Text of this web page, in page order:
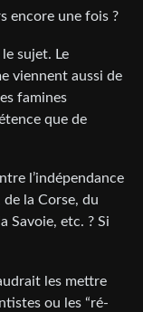
encore une fois ?
le sujet. Le
viennent aussi de
famines
que de
l’indépendance
la Corse, du
Savoie, etc. ? Si
les mettre
ou les “ré-